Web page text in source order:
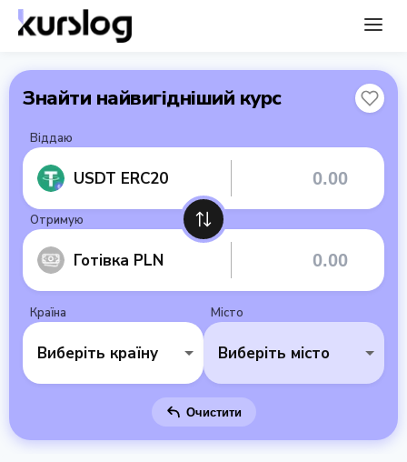
Знайти найвигідніший курс
Віддаю
USDT ERC20
Отримую
Готівка PLN
Країна
Виберіть країну
Місто
Виберіть місто
Очистити